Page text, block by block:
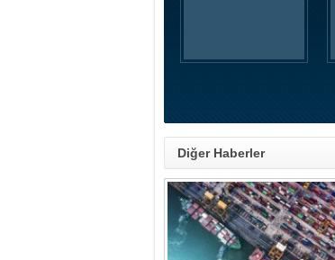
Diğer Haberler